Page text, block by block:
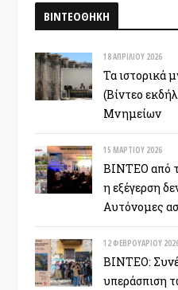
ΒΙΝΤΕΟΘΗΚΗ
18 ΑΠΡΙΛΊΟΥ 2026
Τα ιστορικά
(Βίντεο
Μνημείων
15 ΜΑΡΤΊΟΥ 2026
ΒΙΝΤΕΟ από
η εξέγερση
Αυτόνομες
12 ΦΕΒΡΟΥΑΡΊΟΥ
ΒΙΝΤΕΟ:
υπεράσπιση